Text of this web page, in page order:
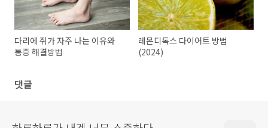
다리에 쥐가 자주 나는 이유와
통증 해결방법
레몬디톡스 다이어트 방법
(2024)
댓글